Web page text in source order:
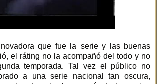
que fue la serie y las buenas
el ráting no la acompañó del todo y no
temporada. Tal vez el público no
a una serie nacional tan oscura,